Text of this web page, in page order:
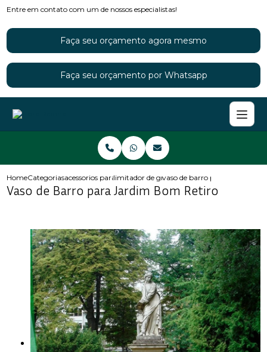
Entre em contato com um de nossos especialistas!
Faça seu orçamento agora mesmo
Faça seu orçamento por Whatsapp
HomeCategoriasacessorios para jardinslimitador de grama para jardim
vaso de barro para jardim
Vaso de Barro para Jardim Bom Retiro